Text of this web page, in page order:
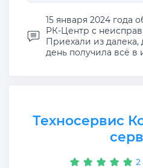
15 января 2024 года
РК-Центр с
Приехали из
день получила всё в
Техносервис
2